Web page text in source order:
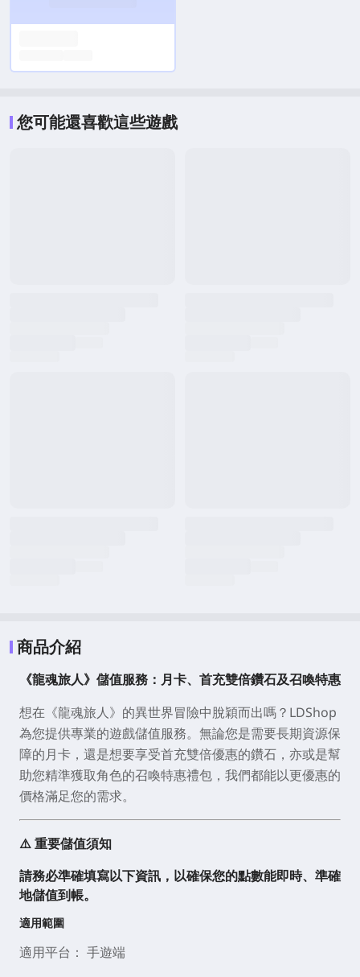
您可能還喜歡這些遊戲
商品介紹
《龍魂旅人》儲值服務：月卡、首充雙倍鑽石及召喚特惠
想在《龍魂旅人》的異世界冒險中脫穎而出嗎？ LDShop
為您提供專業的遊戲儲值服務。無論您是需要長期資源保
障的月卡 ，還是想要享受首充雙倍優惠的鑽石 ，亦或是幫
助您精準獲取角色的召喚特惠禮包 ，我們都能以更優惠的
價格滿足您的需求。
⚠️ 重要儲值須知
請務必準確填寫以下資訊，以確保您的點數能即時、準確
地儲值到帳。
適用範圍
適用平台： 手遊端